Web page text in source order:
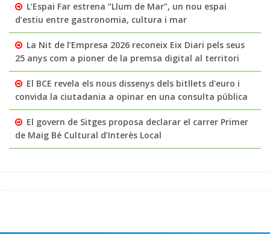
L’Espai Far estrena “Llum de Mar”, un nou espai
d’estiu entre gastronomia, cultura i mar
La Nit de l’Empresa 2026 reconeix Eix Diari pels seus
25 anys com a pioner de la premsa digital al territori
El BCE revela els nous dissenys dels bitllets d'euro i
convida la ciutadania a opinar en una consulta pública
El govern de Sitges proposa declarar el carrer Primer
de Maig Bé Cultural d’Interès Local